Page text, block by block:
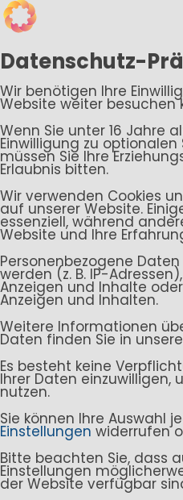
Datenschutz-
Wir benötigen Ihre
Website weiter besuchen
Wenn Sie unter 16 Jahre
Einwilligung zu
müssen Sie Ihre
Erlaubnis bitten.
Wir verwenden Cookies
auf unserer Website.
essenziell, während
Website und Ihre
Personenbezogene
werden (z. B. IP-
Anzeigen und Inhalte
Anzeigen und Inhalten.
Weitere Informationen
Daten finden Sie in
Es besteht keine
Ihrer Daten einzuwilligen,
nutzen.
Sie können Ihre Auswahl
Einstellungen widerrufen
Bitte beachten Sie, dass
Einstellungen
der Website verfügbar